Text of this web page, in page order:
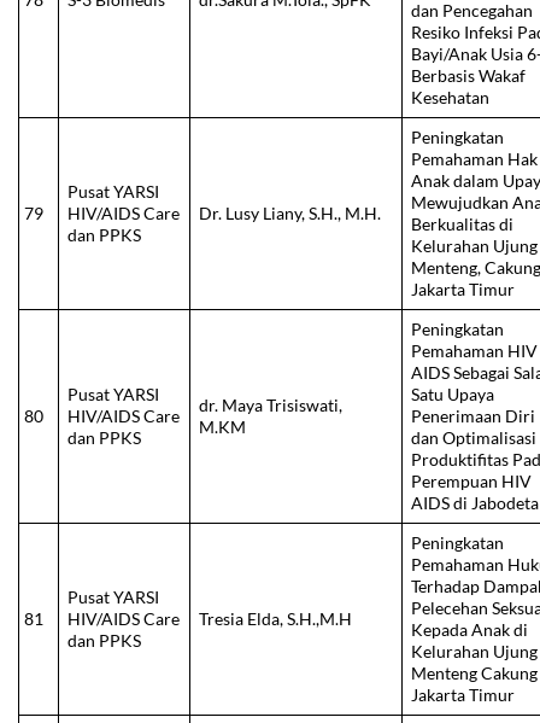
dan Pencegahan
Resiko Infeksi
Bayi/Anak Usia
Berbasis Wakaf
Kesehatan
79
Pusat YARSI
HIV/AIDS Care
dan PPKS
Dr. Lusy Liany, S.H., M.H.
Peningkatan
Pemahaman Hak
Anak dalam
Mewujudkan
Berkualitas di
Kelurahan Ujung
Menteng,
Jakarta Timur
80
Pusat YARSI
HIV/AIDS Care
dan PPKS
dr. Maya Trisiswati,
M.KM
Peningkatan
Pemahaman HIV
AIDS Sebagai
Satu Upaya
Penerimaan Diri
dan Optimalisasi
Produktifitas
Perempuan HIV
AIDS di
81
Pusat YARSI
HIV/AIDS Care
dan PPKS
Tresia Elda, S.H.,M.H
Peningkatan
Pemahaman
Terhadap
Pelecehan
Kepada Anak di
Kelurahan Ujung
Menteng Cakung
Jakarta Timur